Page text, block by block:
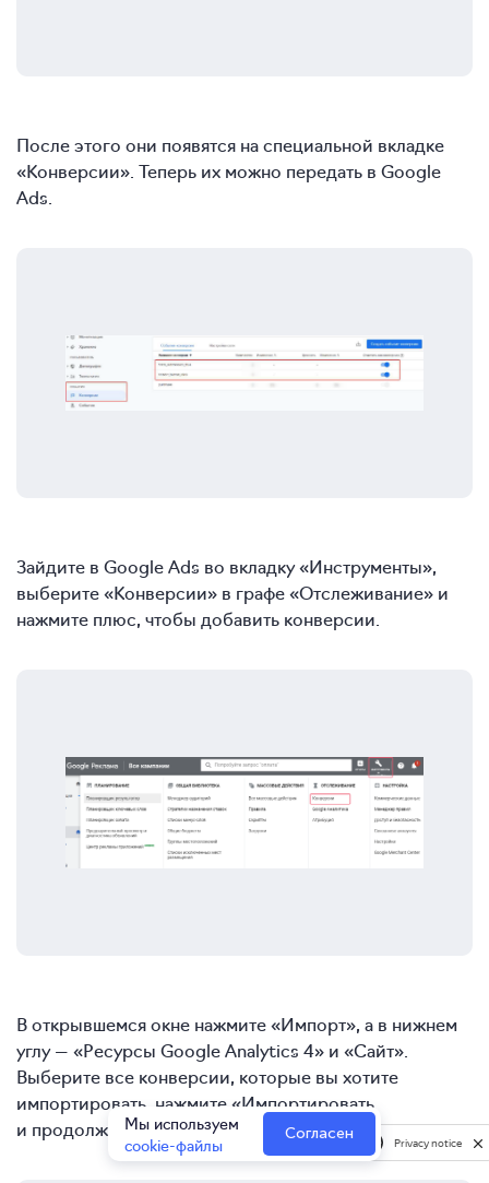
После этого они появятся на специальной вкладке
«Конверсии». Теперь их можно передать в Google
Ads.
Зайдите в Google Ads во вкладку «Инструменты»,
выберите «Конверсии» в графе «Отслеживание» и
нажмите плюс, чтобы добавить конверсии.
В открывшемся окне нажмите «Импорт», а в нижнем
углу — «Ресурсы Google Analytics 4» и «Сайт».
Выберите все конверсии, которые вы хотите
импортировать, нажмите «Импортировать
и продолжить».Мы используем
cookie-файлы
Согласен Privacy notice